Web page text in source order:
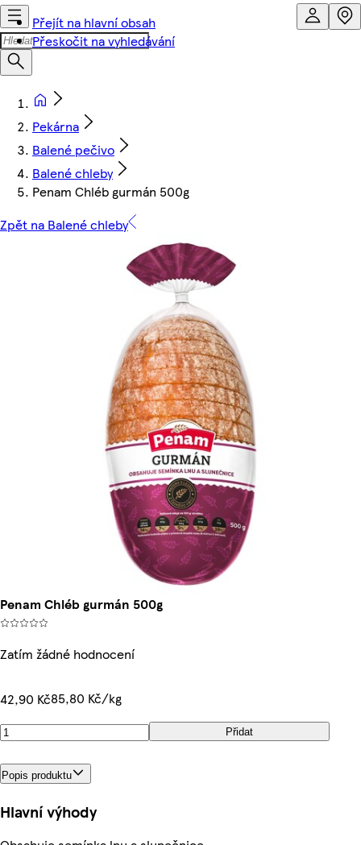
Přejít na hlavní obsah
Přeskočit na vyhledávání
Pekárna
Balené pečivo
Balené chleby
Penam Chléb gurmán 500g
Zpět na Balené chleby
Penam Chléb gurmán 500g
Zatím žádné hodnocení
42,90 Kč85,80 Kč/kg
Přidat
Popis produktu
Hlavní výhody